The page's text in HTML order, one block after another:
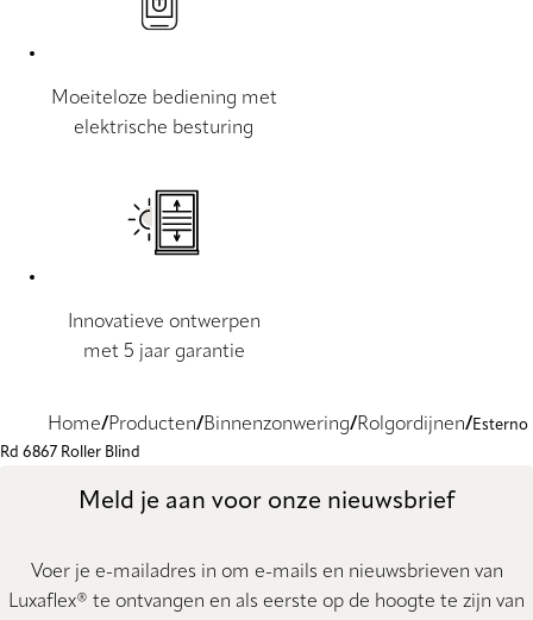
Moeiteloze bediening met
elektrische besturing
Innovatieve ontwerpen
met 5 jaar garantie
Home Producten Binnenzonwering Rolgordijnen
Esterno
Rd 6867 Roller Blind
Meld je aan voor onze nieuwsbrief
Voer je e-mailadres in om e-mails en nieuwsbrieven van
Luxaflex® te ontvangen en als eerste op de hoogte te zijn van